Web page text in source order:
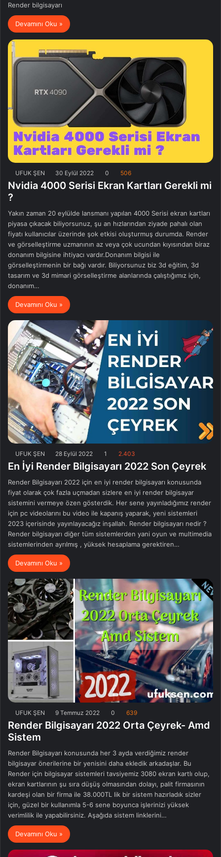
Render bilgisayarı
Devamını Oku »
UFUK ŞEN 30 Eylül 2022 0 506
Nvidia 4000 Serisi Ekran Kartları Gerekli mi
?
Yakın zaman 20 eylülde lansmanı yapılan 4000 Serisi ekran kartları
piyasa çıkacak biliyorsunuz, şu an hızlarından ziyade pahalı olan
fiyatı kullanıcılar üzerinde şok etkisi oluşturmuş durumda. Render
ve görselleştirme uzmanının az veya çok ucundan kıyısından biraz
donanım bilgisine ihtiyacı vardır.Donanım bilgisi ile
görselleştirmenin bir bağı vardır. Biliyorsunuz biz 3d eğitim, 3d
tasarım ve 3d mimari görselleştirme alanlarında çalıştığımız için,
donanım…
Devamını Oku »
UFUK ŞEN 28 Eylül 2022 1 2.403
En İyi Render Bilgisayarı 2022 Son Çeyrek
Render Bilgisayarı 2022 için en iyi render bilgisayarı konusunda
fiyat olarak çok fazla uçmadan sizlere en iyi render bilgisayar
sistemini vermeye özen gösterdik. Her sene yayınladığımız render
için pc videolarını bu video ile kapanış yaparak, yeni sistemleri
2023 içerisinde yayınlayacağız inşallah. Render bilgisayarı nedir ?
Render bilgisayarı diğer tüm sistemlerden yani oyun ve multimedia
sistemlerinden ayrılmış , yüksek hesaplama gerektiren…
Devamını Oku »
UFUK ŞEN 9 Temmuz 2022 0 639
Render Bilgisayarı 2022 Orta Çeyrek- Amd
Sistem
Render Bilgisayarı konusunda her 3 ayda verdiğimiz render
bilgisayar önerilerine bir yenisini daha ekledik arkadaşlar. Bu
Render için bilgisayar sistemleri tavsiyemiz 3080 ekran kartlı olup,
ekran kartlarının şu sıra düşüş olmasından dolayı, palit firmasının
kardeşi olan bir firma ile 38.000TL lik bir sistem hazırladık sizler
için, güzel bir kullanımla 5-6 sene boyunca işlerinizi yüksek
verimlilik ile yapabilirsiniz. Aşağıda sistem linklerini…
Devamını Oku »